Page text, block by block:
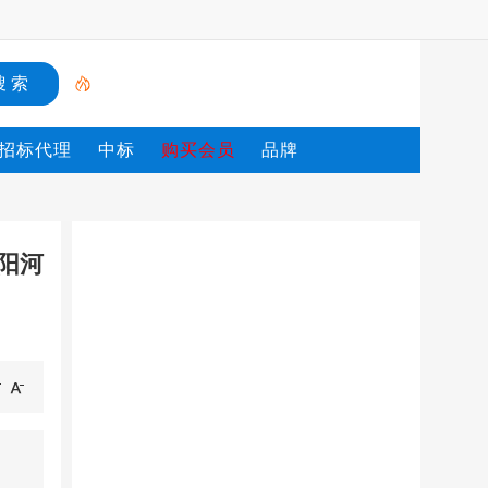
标代理 中标 购买会员 品牌
河